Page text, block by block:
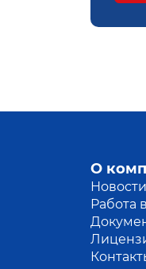
О
Новости
Работа